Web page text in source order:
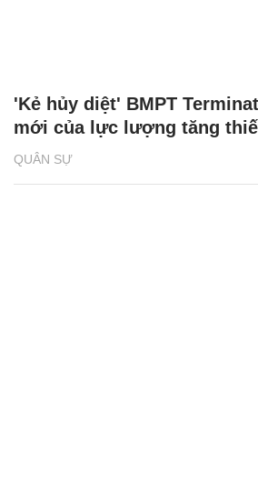
QUÂN SỰ
'Kẻ hủy diệt' BMPT
mới của lực lượng tăng